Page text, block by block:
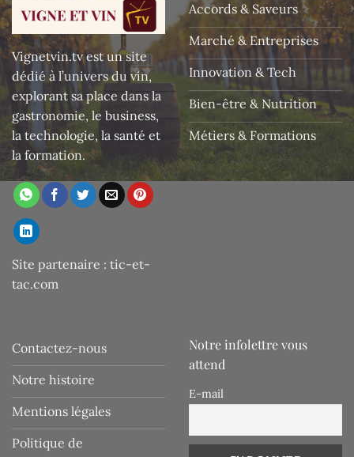
Vignetvin.tv est un site
dédié à l’univers du vin,
explorant sa place dans la
gastronomie, le business,
la technologie, la santé et
la formation.
Site partenaire : tic-et-
tac.com
Accords & Saveurs
Marché & Entreprises
Innovation & Tech
Bien-être & Nutrition
Métiers & Formations
Contactez-nous
Notre histoire
Mentions légales
Politique de
Notre infolettre vous
attend
E-mail